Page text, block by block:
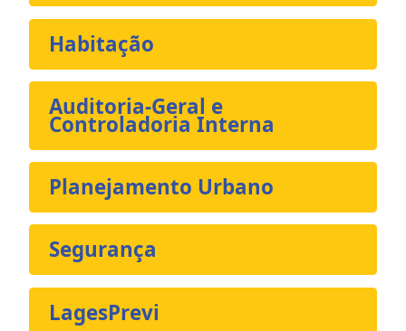
Habitação
Auditoria-Geral e
Controladoria Interna
Planejamento Urbano
Segurança
LagesPrevi